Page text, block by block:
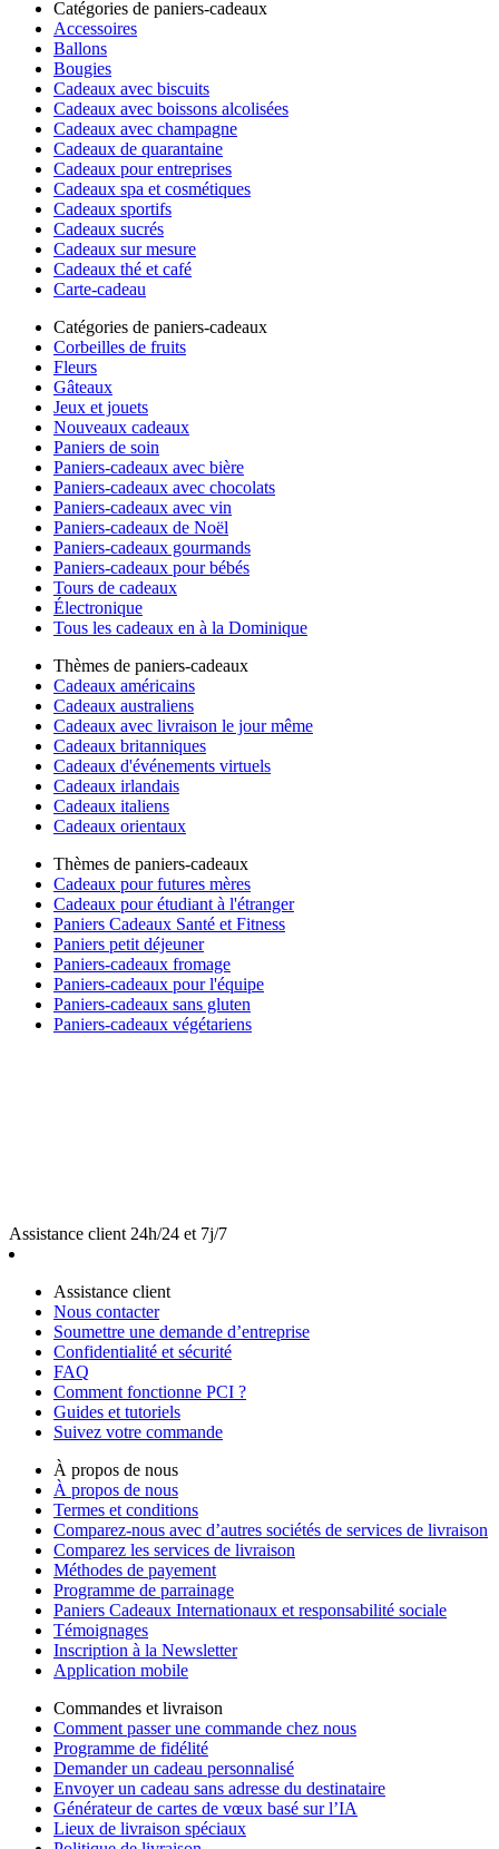
Catégories de paniers-cadeaux
Accessoires
Ballons
Bougies
Cadeaux avec biscuits
Cadeaux avec boissons alcolisées
Cadeaux avec champagne
Cadeaux de quarantaine
Cadeaux pour entreprises
Cadeaux spa et cosmétiques
Cadeaux sportifs
Cadeaux sucrés
Cadeaux sur mesure
Cadeaux thé et café
Carte-cadeau
Catégories de paniers-cadeaux
Corbeilles de fruits
Fleurs
Gâteaux
Jeux et jouets
Nouveaux cadeaux
Paniers de soin
Paniers-cadeaux avec bière
Paniers-cadeaux avec chocolats
Paniers-cadeaux avec vin
Paniers-cadeaux de Noël
Paniers-cadeaux gourmands
Paniers-cadeaux pour bébés
Tours de cadeaux
Électronique
Tous les cadeaux en à la Dominique
Thèmes de paniers-cadeaux
Cadeaux américains
Cadeaux australiens
Cadeaux avec livraison le jour même
Cadeaux britanniques
Cadeaux d'événements virtuels
Cadeaux irlandais
Cadeaux italiens
Cadeaux orientaux
Thèmes de paniers-cadeaux
Cadeaux pour futures mères
Cadeaux pour étudiant à l'étranger
Paniers Cadeaux Santé et Fitness
Paniers petit déjeuner
Paniers-cadeaux fromage
Paniers-cadeaux pour l'équipe
Paniers-cadeaux sans gluten
Paniers-cadeaux végétariens
Assistance client 24h/24 et 7j/7
Assistance client
Nous contacter
Soumettre une demande d’entreprise
Confidentialité et sécurité
FAQ
Comment fonctionne PCI ?
Guides et tutoriels
Suivez votre commande
À propos de nous
À propos de nous
Termes et conditions
Comparez-nous avec d’autres sociétés de services de livraison
Comparez les services de livraison
Méthodes de payement
Programme de parrainage
Paniers Cadeaux Internationaux et responsabilité sociale
Témoignages
Inscription à la Newsletter
Application mobile
Commandes et livraison
Comment passer une commande chez nous
Programme de fidélité
Demander un cadeau personnalisé
Envoyer un cadeau sans adresse du destinataire
Générateur de cartes de vœux basé sur l’IA
Lieux de livraison spéciaux